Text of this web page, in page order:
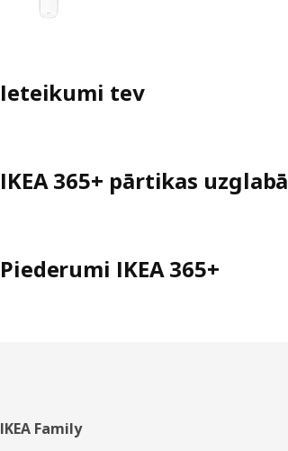
Ieteikumi tev
IKEA 365+ pārtikas
Piederumi IKEA 365+
Kājene
IKEA Family